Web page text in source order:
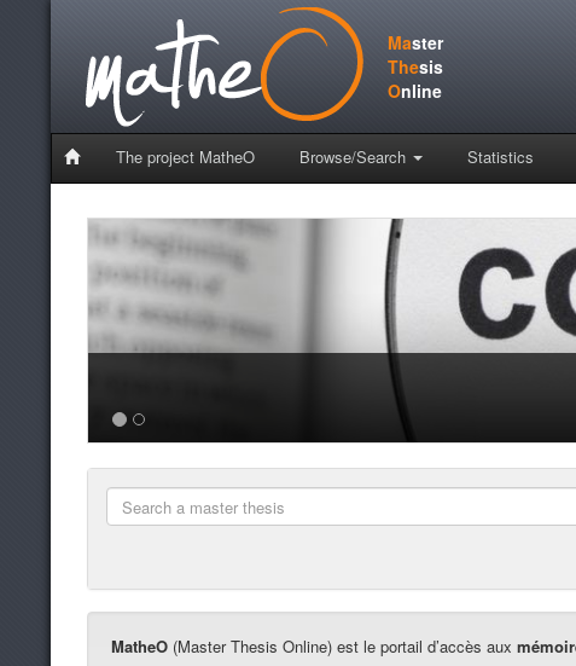
Master
Thesis
Online
The project MatheO Browse/Search Statistics
MatheO (Master Thesis Online) est le portail d’accès aux